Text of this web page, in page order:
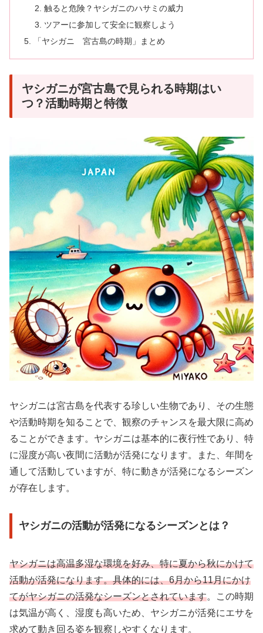
触ると危険？ヤシガニのハサミの威力
ツアーに参加して安全に観察しよう
「ヤシガニ 宮古島の時期」まとめ
ヤシガニが宮古島で見られる時期はい
つ？活動時期と特徴
ヤシガニは宮古島を代表する珍しい生物であり、その生態
や活動時期を知ることで、観察のチャンスを最大限に高め
ることができます。ヤシガニは基本的に夜行性であり、特
に湿度が高い夜間に活動が活発になります。また、年間を
通して活動していますが、特に動きが活発になるシーズン
が存在します。
ヤシガニの活動が活発になるシーズンとは？
ヤシガニは高温多湿な環境を好み、特に夏から秋にかけて
活動が活発になります。具体的には、6月から11月にかけ
てがヤシガニの活発なシーズンとされています。この時期
は気温が高く、湿度も高いため、ヤシガニが活発にエサを
求めて動き回る姿を観察しやすくなります。